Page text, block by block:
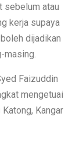
sebelum atau
kerja supaya
dijadikan
masing.
Faizuddin
mengetuai
Kangar